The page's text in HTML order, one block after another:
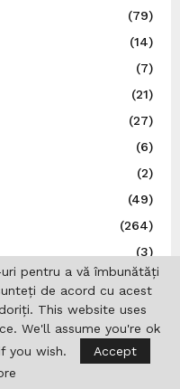
(79)
(14)
(7)
(21)
(27)
(6)
(2)
(49)
(264)
(3)
(112)
(44)
(8)
pentru a vă îmbunătăți
de acord cu acest
This website uses
We'll assume you're ok
you wish.
Accept